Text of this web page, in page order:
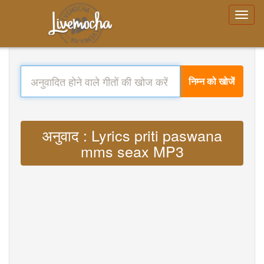
निम्न को खोजें
अनुवाद : Lyrics priti paswana
mms seax MP3